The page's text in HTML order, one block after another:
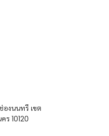
องนนทรี เขต
ร 10120